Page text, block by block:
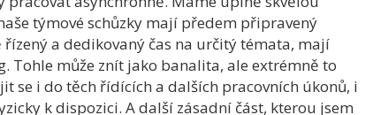
týmové schůzky mají předem připravený
a dedikovaný čas na určitý témata, mají
Tohle může znít jako banalita, ale extrémně to
se i do těch řídících a dalších pracovních úkonů, i
k dispozici. A další zásadní část, kterou jsem